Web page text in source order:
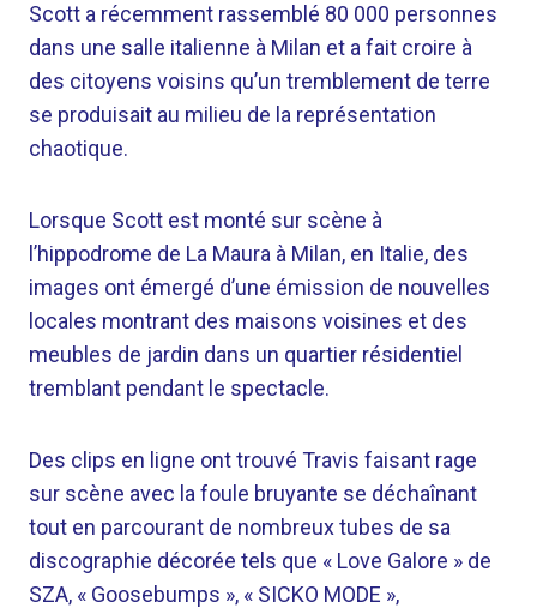
Scott a récemment rassemblé 80 000 personnes
dans une salle italienne à Milan et a fait croire à
des citoyens voisins qu’un tremblement de terre
se produisait au milieu de la représentation
chaotique.
Lorsque Scott est monté sur scène à
l’hippodrome de La Maura à Milan, en Italie, des
images ont émergé d’une émission de nouvelles
locales montrant des maisons voisines et des
meubles de jardin dans un quartier résidentiel
tremblant pendant le spectacle.
Des clips en ligne ont trouvé Travis faisant rage
sur scène avec la foule bruyante se déchaînant
tout en parcourant de nombreux tubes de sa
discographie décorée tels que « Love Galore » de
SZA, « Goosebumps », « SICKO MODE »,